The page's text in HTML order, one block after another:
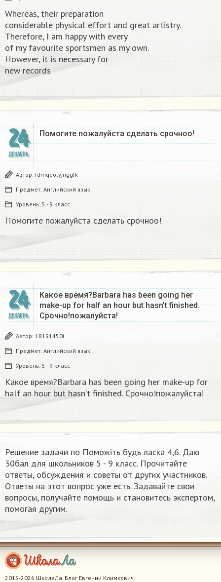
Whereas, their preparation
considerable physical effort and great artistry.
Therefore, I am happy with every
of my favourite sportsmen as my own.
However, it is necessary for
new records​
24
ДЕКАБРЬ
Помогите пожалуйста сделать срочноо! ​
Автор: fdmqqolyjriggfk
Предмет: Английский язык
Уровень: 5 - 9 класс
Помогите пожалуйста сделать срочноо!
24
ДЕКАБРЬ
Какое время?Barbara has been going her
make-up for half an hour but hasn’t finished.
Срочно!пожалуйста!
Автор: 18191450i
Предмет: Английский язык
Уровень: 5 - 9 класс
Какое время?Barbara has been going her make-up for
half an hour but hasn’t finished. Срочно!пожалуйста!
Решение задачи по Поможіть будь ласка 4,6. Даю
30бал​ для школьников 5 - 9 класс. Прочитайте
ответы, обсуждения и советы от других участников.
Ответы на этот вопрос уже есть. Задавайте свои
вопросы, получайте помощь и становитесь экспертом,
помогая другим.
2015-2026 ШколаЛа. Блог Евгении Климкович.